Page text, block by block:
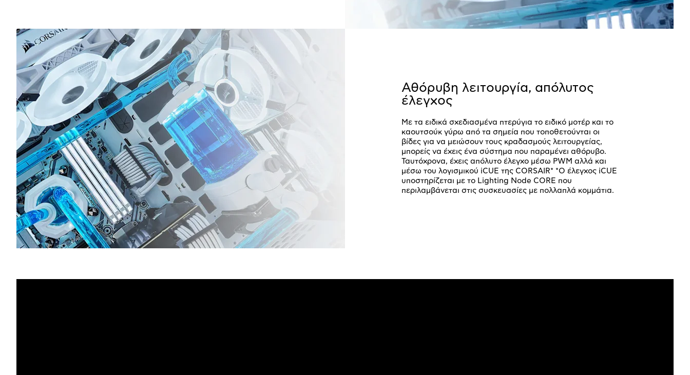
Αθόρυβη λειτουργία, απόλυτος
έλεγχος
Με τα ειδικά σχεδιασμένα πτερύγια το ειδικό μοτέρ και το
καουτσούκ γύρω από τα σημεία που τοποθετούνται οι
βίδες για να μειώσουν τους κραδασμούς λειτουργείας,
μπορείς να έχεις ένα σύστημα που παραμένει αθόρυβο.
Ταυτόχρονα, έχεις απόλυτο έλεγχο μέσω PWM αλλά και
μέσω του λογισμικού iCUE της CORSAIR* *Ο έλεγχος iCUE
υποστηρίζεται με το Lighting Node CORE που
περιλαμβάνεται στις συσκευασίες με πολλαπλά κομμάτια.